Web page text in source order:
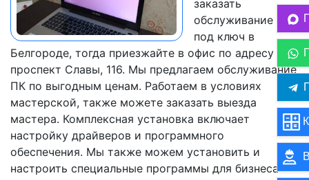
заказать
обслуживание ПК
под ключ в
Белгороде, тогда приезжайте в офис по адресу
проспект Славы, 116. Мы предлагаем обслуживание
ПК по выгодным ценам. Работаем в условиях
мастерской, также можете заказать выезда
мастера. Комплексная установка включает
настройку драйверов и программного
обеспечения. Мы также можем установить и
настроить специальные программы для бизнеса